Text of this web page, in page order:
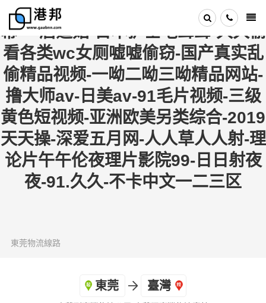
亚洲九九-日韩va-日本三级中文字
幕-一眉道姑-日本护士毛茸茸-久久偷
看各类wc女厕嘘嘘偷窃-国产真实乱
偷精品视频-一呦二呦三呦精品网站-
撸大师av-日美av-91毛片视频-三级
黄色短视频-亚洲欧美另类综合-2019
天天操-深爱五月网-人人草人人射-理
论片午午伦夜理片影院99-日日射夜
夜-91.久久-不卡中文一二三区
東莞物流線路
東莞 臺灣